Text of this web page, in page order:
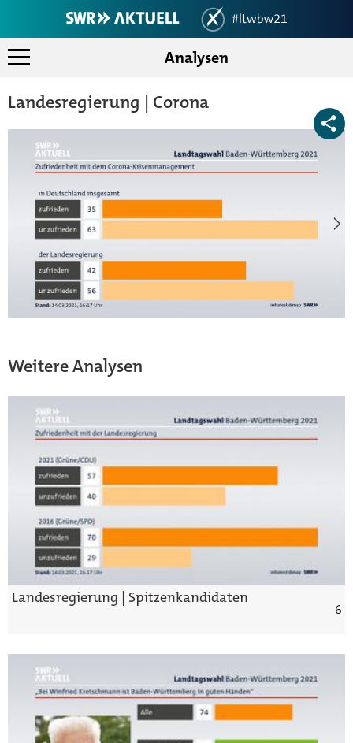
Analysen
Koalitionsrechner
Wahlkreise
Mein Ort
Analysen
Landtagswahlen 2021 in
Landesregierung | Corona
Weitere Analysen
Landesregierung | Spitzenkandidaten
6